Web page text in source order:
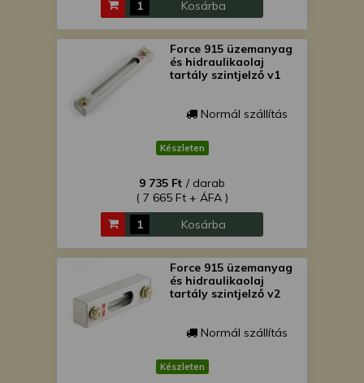
Kosárba
Force 915 üzemanyag
és hidraulikaolaj
tartály szintjelző v1
Normál szállítás
Készleten
9 735 Ft / darab
( 7 665 Ft + ÁFA )
Kosárba
Force 915 üzemanyag
és hidraulikaolaj
tartály szintjelző v2
Normál szállítás
Készleten